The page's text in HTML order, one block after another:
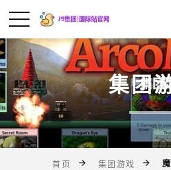
集团
首页 集团游戏